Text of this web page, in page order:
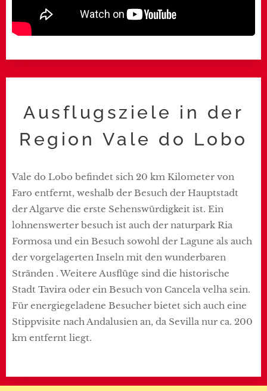
Ausflugsziele in der
Region Vale do Lobo
Vale do Lobo befindet sich 20 km Kilometer von
Faro entfernt, weshalb der Besuch der Hauptstadt
der Algarve die erste Sehenswürdigkeit ist. Ein
lohnenswerter besuch ist auch der naturpark Ria
Formosa und ein Besuch sowohl der Lagune als auch
der vorgelagerten Inseln mit den wunderbaren
Stränden . Weitere Ausflüge sind die historische
Stadt Tavira oder ein Besuch von Cancela velha sein.
Für energiegeladene Besucher bietet sich auch eine
Stippvisite nach Andalusien an, da Sevilla nur ca. 200
km entfernt liegt.